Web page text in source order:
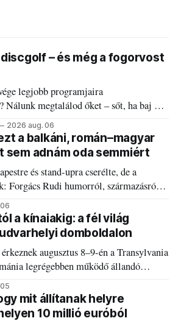
– és még a fogorvost
legjobb programjaira
Nálunk megtalálod őket – sőt, ha baj van
ügyeletet is!
2026 aug. 06
a balkáni, román–magyar
adnám oda semmiért
és stand-upra cserélte, de a
Forgács Rudi humorról, származásról
a kínaiakig: a fél világ
domboldalon
augusztus 8–9-én a Transylvania
legrégebben működő állandó
meg.
mit állítanak helyre
10 millió euróból